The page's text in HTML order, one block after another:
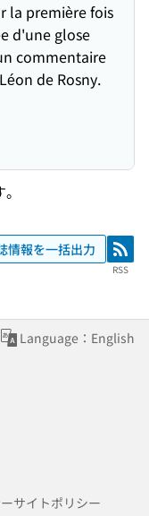
la première fois
d'une glose
commentaire
de Rosny.
情報を一括出力 RSS
RSS
Language：English
サイトポリシー